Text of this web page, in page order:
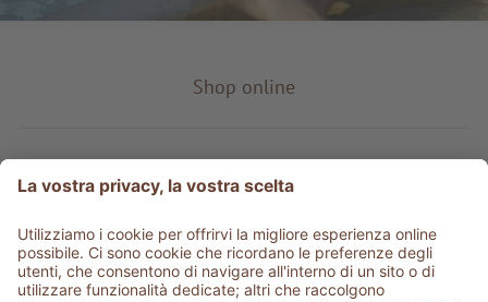
Shop online
Tipo prodotto
Service & info